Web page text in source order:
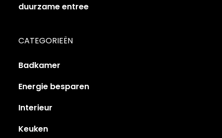
duurzame entree
CATEGORIEËN
Badkamer
Energie besparen
Interieur
Keuken